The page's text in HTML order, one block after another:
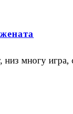
низ многу